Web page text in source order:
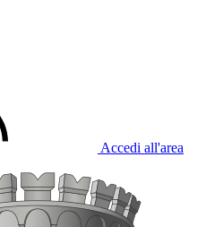
Accedi all'area